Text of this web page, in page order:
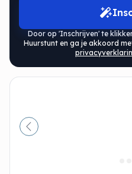
Door op 'Inschrijven' te
Huurstunt en ga je akkoord
Vorige